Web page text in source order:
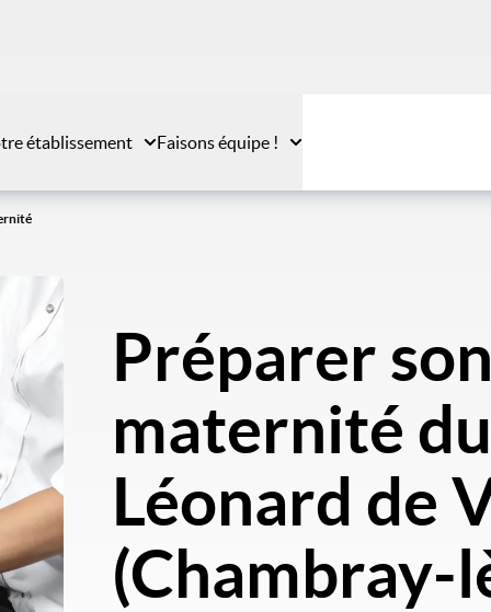
établissement Faisons équipe !
Préparer
maternité
Léonard de
(Chambray-